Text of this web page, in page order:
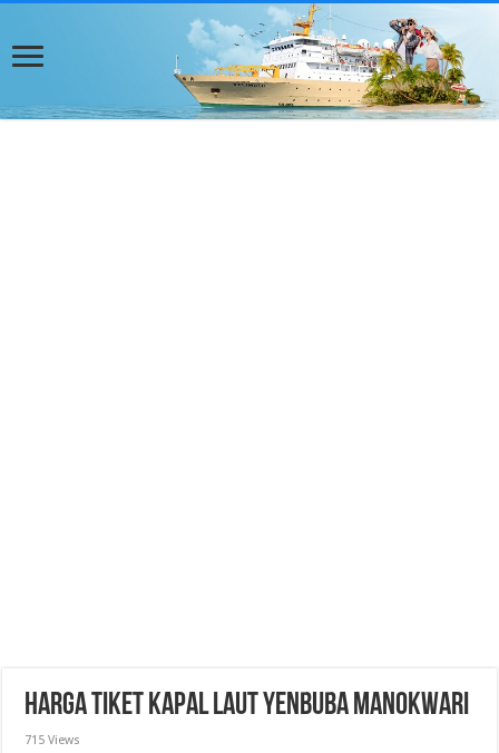
Harga Tiket Kapal Laut Yenbuba Manokwari
715 Views